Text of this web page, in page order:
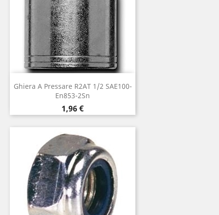
Ghiera A Pressare R2AT 1/2 SAE100-
En853-2Sn
Prezzo
1,96 €